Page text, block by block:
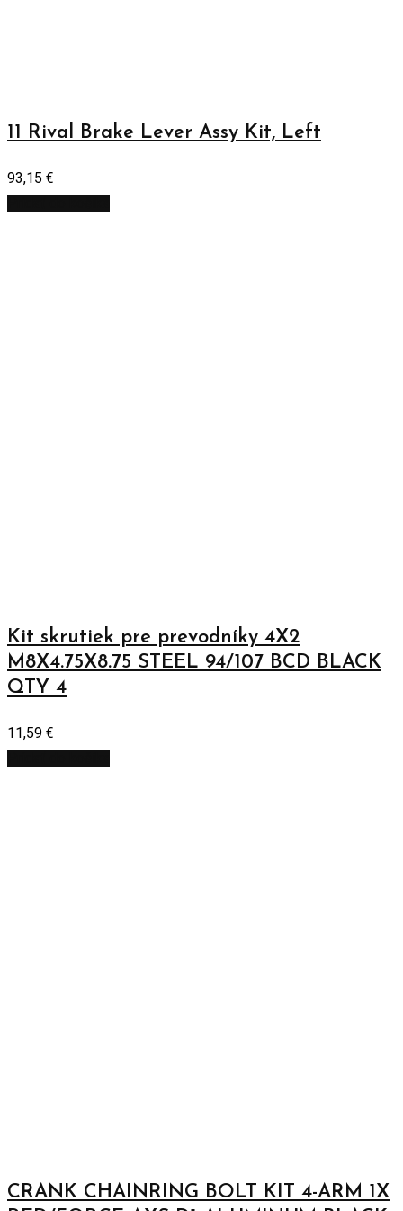
11 Rival Brake Lever Assy Kit, Left
93,15 €
Kit skrutiek pre prevodníky 4X2
M8X4.75X8.75 STEEL 94/107 BCD BLACK
QTY 4
11,59 €
CRANK CHAINRING BOLT KIT 4-ARM 1X